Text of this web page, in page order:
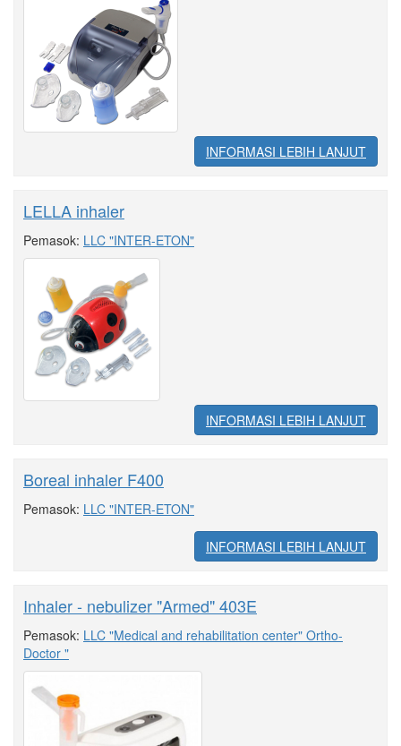
INFORMASI LEBIH LANJUT
LELLA inhaler
Pemasok: LLC "INTER-ETON"
INFORMASI LEBIH LANJUT
Boreal inhaler F400
Pemasok: LLC "INTER-ETON"
INFORMASI LEBIH LANJUT
Inhaler - nebulizer "Armed" 403E
Pemasok: LLC "Medical and rehabilitation center" Ortho-
Doctor "